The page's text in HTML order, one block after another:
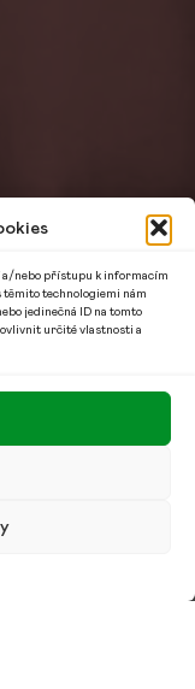
a/nebo přístupu k informacím
těmito technologiemi nám
jedinečná ID na tomto
určité vlastnosti a